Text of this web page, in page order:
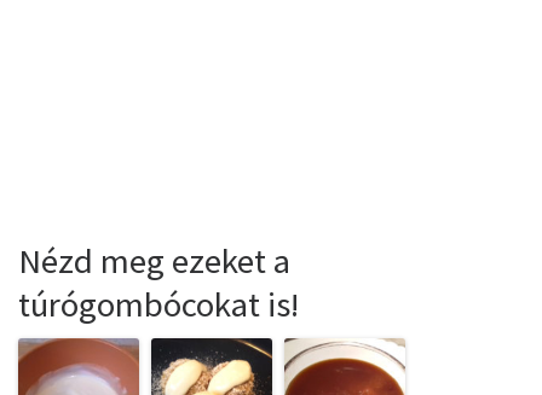
Nézd meg ezeket a
túrógombócokat is!